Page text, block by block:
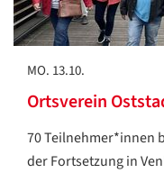
MO. 13.10.
Ortsverein
70 Teilnehmer*innen
der Fortsetzung in